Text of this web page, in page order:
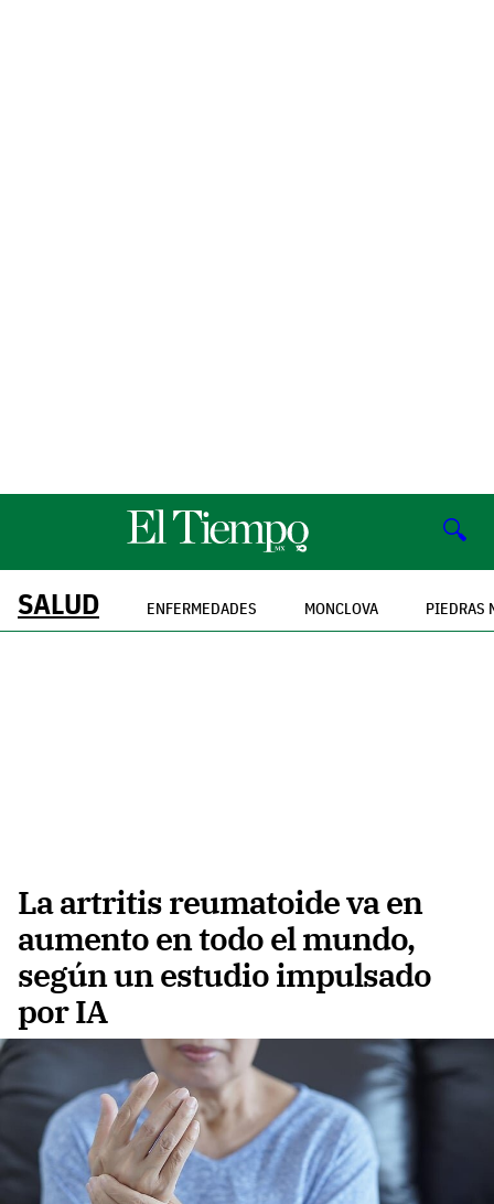
🔍
SALUD ENFERMEDADES MONCLOVA PIEDRAS
La artritis reumatoide va en
aumento en todo el mundo,
según un estudio impulsado
por IA